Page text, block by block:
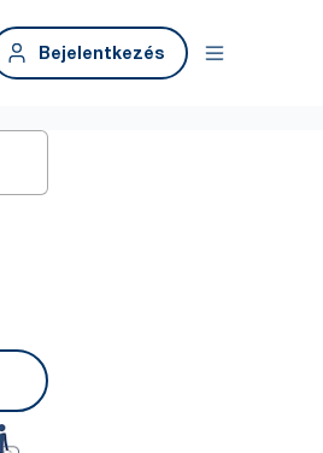
Bejelentkezés